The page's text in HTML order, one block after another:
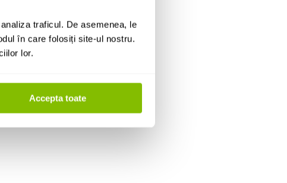
traficul. De asemenea, le
în care folosiți site-ul nostru.
lor.
Accepta toate